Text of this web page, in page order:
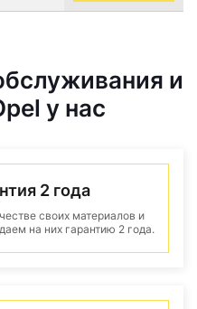
и
у нас
2 года
своих материалов и
на них гарантию 2 года.